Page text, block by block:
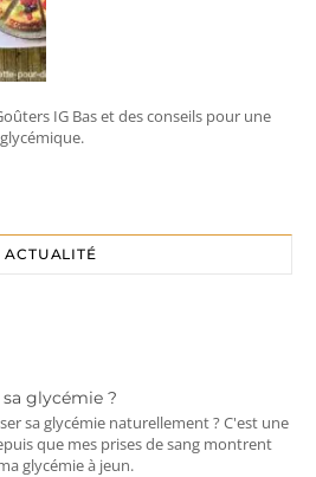
IG Bas et des conseils pour une
ACTUALITÉ
glycémie ?
sa glycémie naturellement ? C'est une
que mes prises de sang montrent
glycémie à jeun.